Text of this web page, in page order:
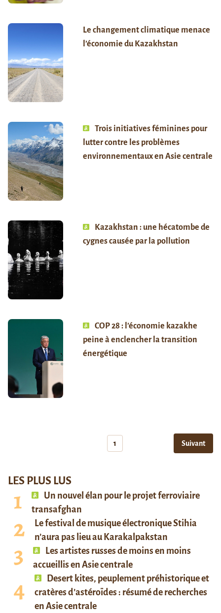
Le changement climatique menace
l’économie du Kazakhstan
Trois initiatives féminines pour
lutter contre les problèmes
environnementaux en Asie centrale
Kazakhstan : une hécatombe de
cygnes causée par la pollution
COP 28 : l’économie kazakhe
peine à enclencher la transition
énergétique
1 Suivant
LES PLUS LUS
Un nouvel élan pour le projet ferroviaire
transafghan
Le festival de musique électronique Stihia
n’aura pas lieu au Karakalpakstan
Les artistes russes de moins en moins
accueillis en Asie centrale
Desert kites, peuplement préhistorique et
cratères d’astéroïdes : résumé de recherches
en Asie centrale